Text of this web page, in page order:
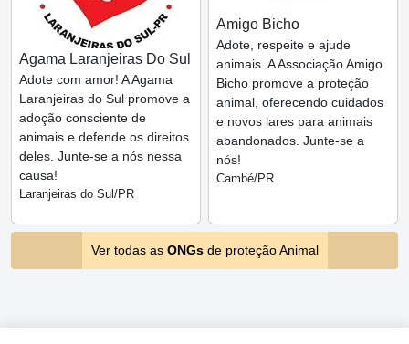
Agama Laranjeiras Do Sul
Adote com amor! A Agama
Laranjeiras do Sul promove a
adoção consciente de
animais e defende os direitos
deles. Junte-se a nós nessa
causa!
Laranjeiras do Sul/PR
Amigo Bicho
Adote, respeite e ajude
animais. A Associação Amigo
Bicho promove a proteção
animal, oferecendo cuidados
e novos lares para animais
abandonados. Junte-se a
nós!
Cambé/PR
Ver todas as ONGsde proteção Animal